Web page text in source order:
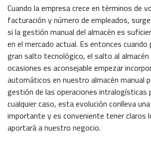
Cuando la empresa crece en términos de
facturación y número de empleados,
si la gestión manual del almacén es
en el mercado actual. Es entonces
gran salto tecnológico, el salto al
ocasiones es aconsejable empezar
automáticos en nuestro almacén manual
gestión de las operaciones intralogísticas
cualquier caso, esta evolución conlleva
importante y es conveniente tener claros
aportará a nuestro negocio.